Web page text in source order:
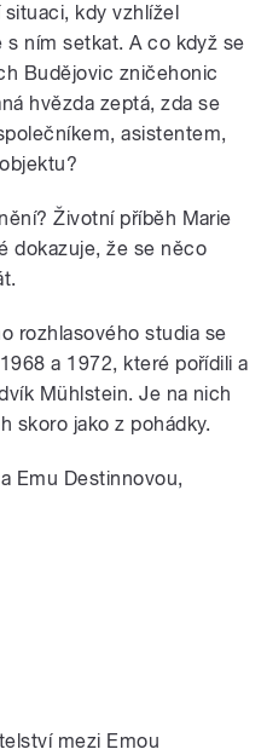
kdy vzhlížel
s ním setkat. A co když se
Budějovic zničehonic
hvězda zeptá, zda se
asistentem,
Životní příběh Marie
dokazuje, že se něco
rozhlasového studia se
a 1972, které pořídili a
Mühlstein. Je na nich
skoro jako z pohádky.
Emu Destinnovou,
mezi Emou